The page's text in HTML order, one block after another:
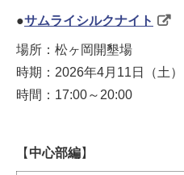
●サムライシルクナイト
場所：松ヶ岡開墾場
時期：2026年4月11日（土）
時間：17:00～20:00
【 中心部編】